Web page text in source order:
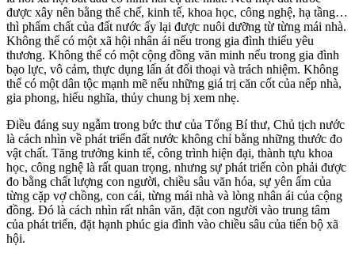
được xây nên bằng thể chế, kinh tế, khoa học, công nghệ, hạ tầng…
thì phẩm chất của đất nước ấy lại được nuôi dưỡng từ từng mái nhà.
Không thể có một xã hội nhân ái nếu trong gia đình thiếu yêu
thương. Không thể có một cộng đồng văn minh nếu trong gia đình
bạo lực, vô cảm, thực dụng lấn át đối thoại và trách nhiệm. Không
thể có một dân tộc mạnh mẽ nếu những giá trị căn cốt của nếp nhà,
gia phong, hiếu nghĩa, thủy chung bị xem nhẹ.
Điều đáng suy ngẫm trong bức thư của Tổng Bí thư, Chủ tịch nước
là cách nhìn về phát triển đất nước không chỉ bằng những thước đo
vật chất. Tăng trưởng kinh tế, công trình hiện đại, thành tựu khoa
học, công nghệ là rất quan trọng, nhưng sự phát triển còn phải được
đo bằng chất lượng con người, chiều sâu văn hóa, sự yên ấm của
từng cặp vợ chồng, con cái, từng mái nhà và lòng nhân ái của cộng
đồng. Đó là cách nhìn rất nhân văn, đặt con người vào trung tâm
của phát triển, đặt hạnh phúc gia đình vào chiều sâu của tiến bộ xã
hội.